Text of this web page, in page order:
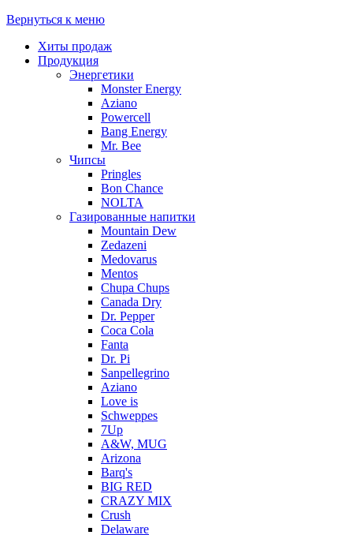
Вернуться к меню
Хиты продаж
Продукция
Энергетики
Monster Energy
Aziano
Powercell
Bang Energy
Mr. Bee
Чипсы
Pringles
Bon Chance
NOLTA
Газированные напитки
Mountain Dew
Zedazeni
Medovarus
Mentos
Chupa Chups
Canada Dry
Dr. Pepper
Coca Cola
Fanta
Dr. Pi
Sanpellegrino
Aziano
Love is
Schweppes
7Up
A&W, MUG
Arizona
Barq's
BIG RED
CRAZY MIX
Crush
Delaware